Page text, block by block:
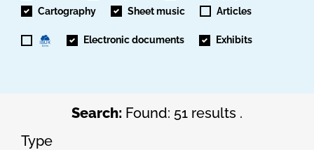
Cartography
Sheet music Articles
Electronic documents Exhibits
Search: Found: 51 results .
Type